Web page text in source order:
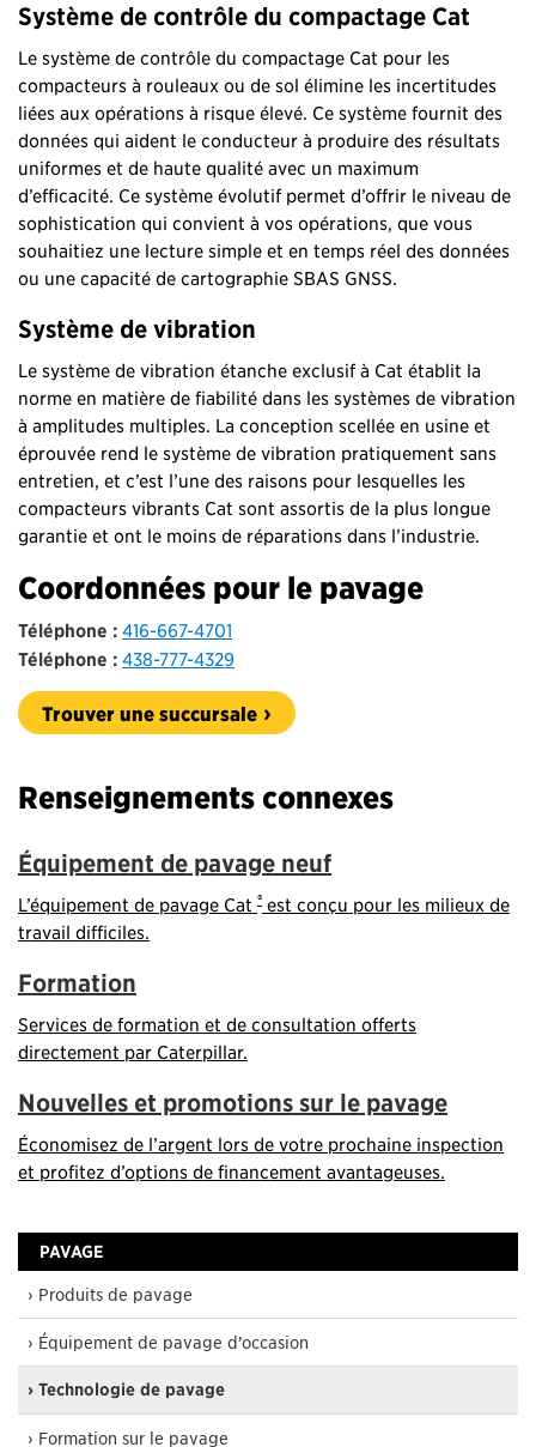
Système de contrôle du compactage Cat
Le système de contrôle du compactage Cat pour les
compacteurs à rouleaux ou de sol élimine les incertitudes
liées aux opérations à risque élevé. Ce système fournit des
données qui aident le conducteur à produire des résultats
uniformes et de haute qualité avec un maximum
d’efficacité. Ce système évolutif permet d’offrir le niveau de
sophistication qui convient à vos opérations, que vous
souhaitiez une lecture simple et en temps réel des données
ou une capacité de cartographie SBAS GNSS.
Système de vibration
Le système de vibration étanche exclusif à Cat établit la
norme en matière de fiabilité dans les systèmes de vibration
à amplitudes multiples. La conception scellée en usine et
éprouvée rend le système de vibration pratiquement sans
entretien, et c’est l’une des raisons pour lesquelles les
compacteurs vibrants Cat sont assortis de la plus longue
garantie et ont le moins de réparations dans l’industrie.
Coordonnées pour le pavage
Téléphone : 416-667-4701
Téléphone : 438-777-4329
Trouver une succursale
Renseignements connexes
Équipement de pavage neuf
L’équipement de pavage Cat ® est conçu pour les milieux de
travail difficiles.
Formation
Services de formation et de consultation offerts
directement par Caterpillar.
Nouvelles et promotions sur le pavage
Économisez de l’argent lors de votre prochaine inspection
et profitez d’options de financement avantageuses.
PAVAGE
› Produits de pavage
› Équipement de pavage d’occasion
› Technologie de pavage
› Formation sur le pavage